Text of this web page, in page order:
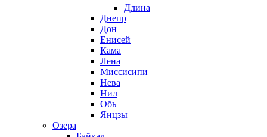
Длина
Днепр
Дон
Енисей
Кама
Лена
Миссисипи
Нева
Нил
Обь
Янцзы
Озера